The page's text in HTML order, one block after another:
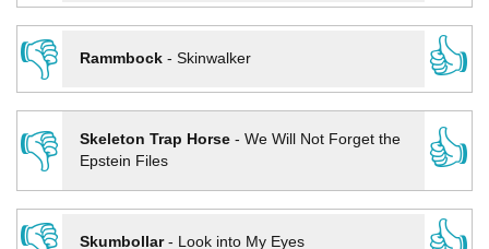
👎
Rammbock- Skinwalker
👍
👎
Skeleton Trap Horse- We Will Not Forget the
Epstein Files
👍
Skumbollar- Look into My Eyes